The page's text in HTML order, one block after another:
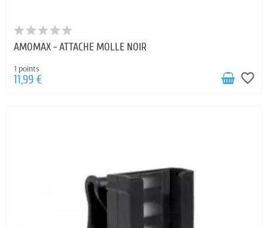
AMOMAX - ATTACHE MOLLE NOIR
1 points
11,99 € favorite_border